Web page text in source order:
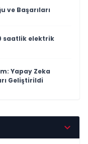
ve Başarıları
saatlik elektrik
Yapay Zeka
Geliştirildi